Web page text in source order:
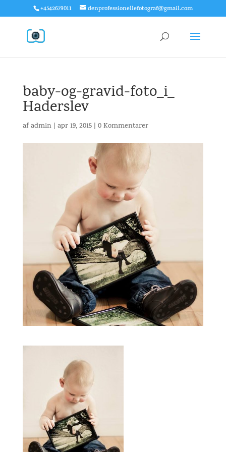
+4542679011 denprofessionellefotograf@gmail.com
baby-og-gravid-foto_i_
Haderslev
afadmin| apr 19, 2015| 0 Kommentarer